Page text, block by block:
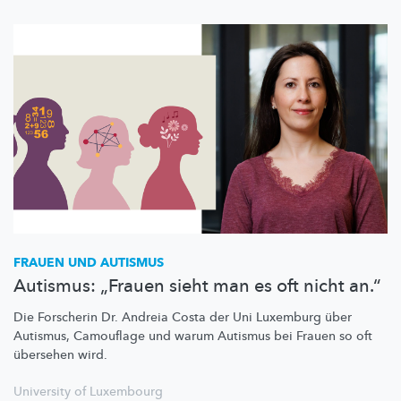
FRAUEN UND AUTISMUS
Autismus: „Frauen sieht man es oft nicht an.“
Die Forscherin Dr. Andreia Costa der Uni Luxemburg über
Autismus, Camouflage und warum Autismus bei Frauen so oft
übersehen wird.
University of Luxembourg